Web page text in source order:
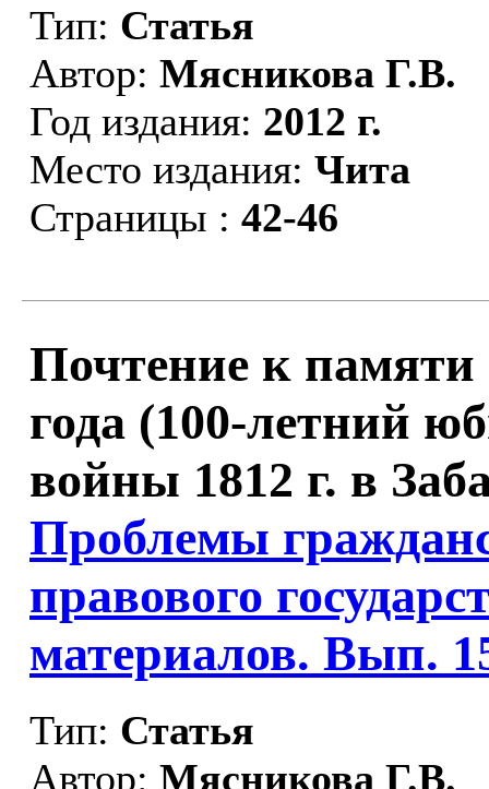
Тип: Статья
Автор: Мясникова Г.В.
Год издания: 2012 г.
Место издания: Чита
Страницы : 42-46
Почтение к памяти
года (100-летний
войны 1812 г. в
Проблемы
правового
материалов. Вып.
Тип: Статья
Автор: Мясникова Г.В.